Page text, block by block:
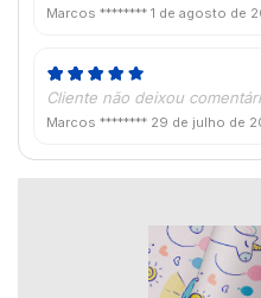
Marcos ******** 1 de agosto de
Cliente não deixou
Marcos ******** 29 de julho de